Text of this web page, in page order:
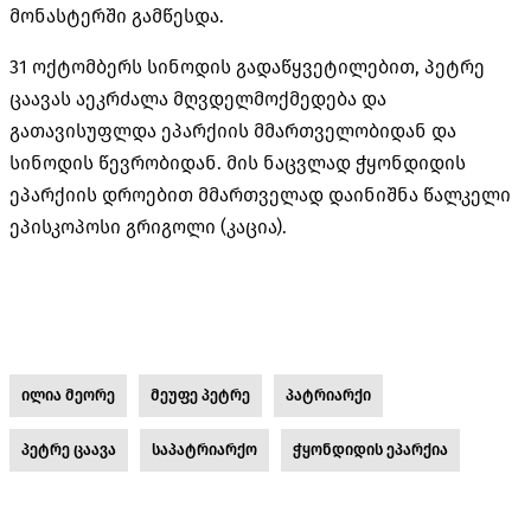
მონასტერში გამწესდა.
31 ოქტომბერს სინოდის გადაწყვეტილებით, პეტრე
ცაავას აეკრძალა მღვდელმოქმედება და
გათავისუფლდა ეპარქიის მმართველობიდან და
სინოდის წევრობიდან. მის ნაცვლად ჭყონდიდის
ეპარქიის დროებით მმართველად დაინიშნა წალკელი
ეპისკოპოსი გრიგოლი (კაცია).
ილია მეორე მეუფე პეტრე პატრიარქი
პეტრე ცაავა საპატრიარქო ჭყონდიდის ეპარქია